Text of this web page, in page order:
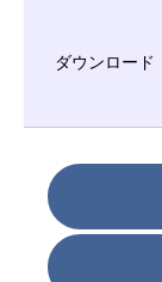
ダウンロード